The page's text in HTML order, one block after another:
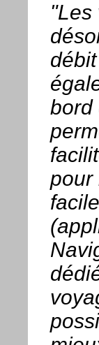
"Les
bord
pour